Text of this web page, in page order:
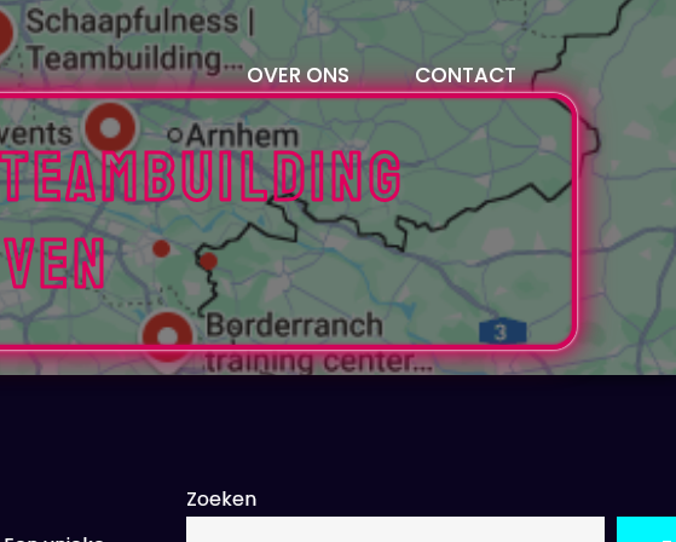
OVER ONS CONTACT
Zoeken